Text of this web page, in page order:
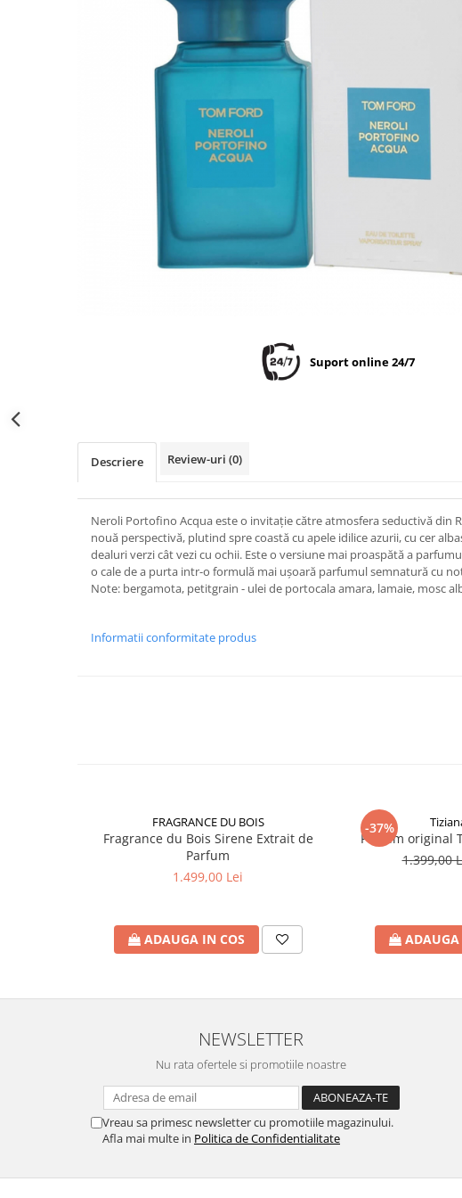
Suport online 24/7
Descriere Review-uri (0)
Neroli Portofino Acqua este o invitație către atmosfera seductivă din
nouă perspectivă, plutind spre coastă cu apele idilice azurii, cu cer
dealuri verzi cât vezi cu ochii. Este o versiune mai proaspătă a
o cale de a purta intr-o formulă mai ușoară parfumul semnatură cu
Note: bergamota, petitgrain - ulei de portocala amara, lamaie, mosc
Informatii conformitate produs
FRAGRANCE DU BOIS
Fragrance du Bois Sirene Extrait de
Parfum
1.499,00 Lei
ADAUGA IN COS
-37%
Parfum original
1.399,00
ADAUGA
NEWSLETTER
Nu rata ofertele si promotiile noastre
Vreau sa primesc newsletter cu promotiile magazinului.
Afla mai multe in Politica de Confidentialitate